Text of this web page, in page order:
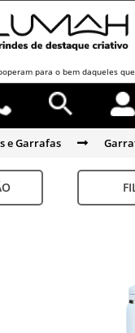
para o bem daqueles
e Garrafas